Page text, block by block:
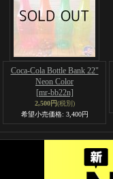
Coca-Cola Bottle Bank 22"
Neon Color
[mr-bb22n]
2,500円(税別)
希望小売価格: 3,400円